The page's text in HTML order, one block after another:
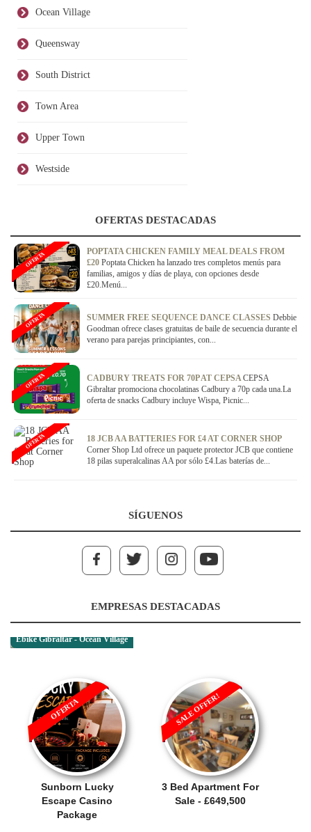
Ocean Village
Queensway
South District
Town Area
Upper Town
Westside
OFERTAS DESTACADAS
POPTATA CHICKEN FAMILY MEAL DEALS FROM
£20 Poptata Chicken ha lanzado tres completos menús para
familias, amigos y días de playa, con opciones desde
£20.Menú...
OFERTA
SUMMER FREE SEQUENCE DANCE CLASSES Debbie
Goodman ofrece clases gratuitas de baile de secuencia durante el
verano para parejas principiantes, con...
OFERTA
CADBURY TREATS FOR 70P AT CEPSA CEPSA
Gibraltar promociona chocolatinas Cadbury a 70p cada una.La
oferta de snacks Cadbury incluye Wispa, Picnic...
OFERTA
18 JCB AA BATTERIES FOR £4 AT CORNER SHOP
Corner Shop Ltd ofrece un paquete protector JCB que contiene
18 pilas superalcalinas AA por sólo £4.Las baterías de...
OFERTA
SÍGUENOS
EMPRESAS DESTACADAS
Ebike Gibraltar - Ocean Village
Sunborn Lucky
Escape Casino
Package
OFERTA
3 Bed Apartment For
Sale - £649,500
SALE OFFER!